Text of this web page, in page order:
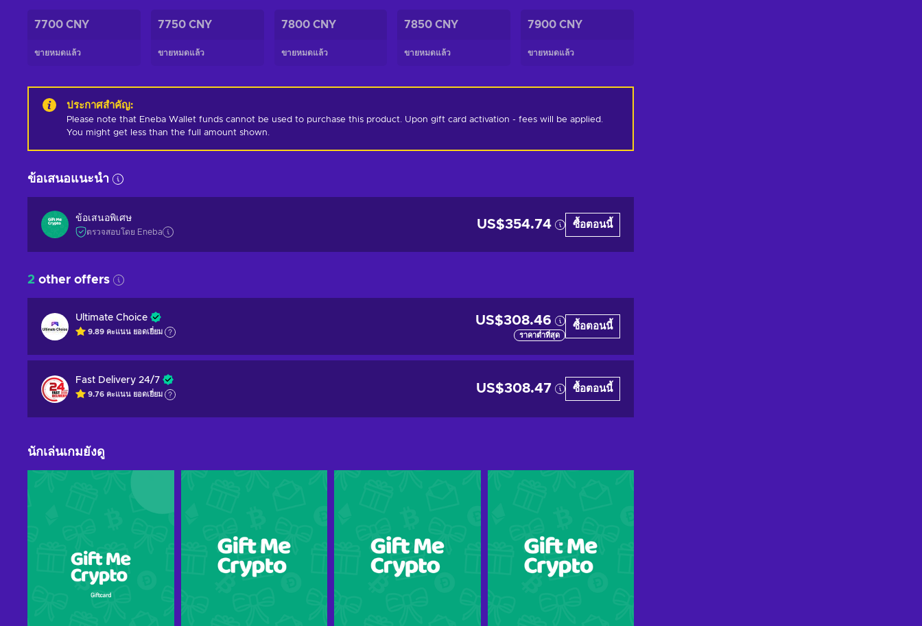
7700 CNY
ขายหมดแล้ว
7750 CNY
ขายหมดแล้ว
7800 CNY
ขายหมดแล้ว
7850 CNY
ขายหมดแล้ว
7900 CNY
ขายหมดแล้ว
ประกาศสำคัญ:
Please note that Eneba Wallet funds cannot be used to purchase this product. Upon gift card activation - fees will be applied.
You might get less than the full amount shown.
ข้อเสนอแนะนำ
ข้อเสนอพิเศษ
ตรวจสอบโดย Eneba
US$354.74 ซื้อตอนนี้
2 other offers
Ultimate Choice
9.89 คะแนน ยอดเยี่ยม
US$308.46
ราคาต่ำที่สุด
ซื้อตอนนี้
Fast Delivery 24/7
9.76 คะแนน ยอดเยี่ยม US$308.47 ซื้อตอนนี้
นักเล่นเกมยังดู